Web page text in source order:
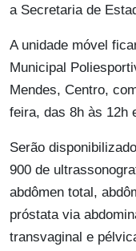
a Secretaria de
A unidade móvel
Municipal
Mendes, Centro,
feira, das 8h às 12h
Serão
900 de
abdômen total,
próstata via
transvaginal e